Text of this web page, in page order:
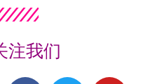
注我们